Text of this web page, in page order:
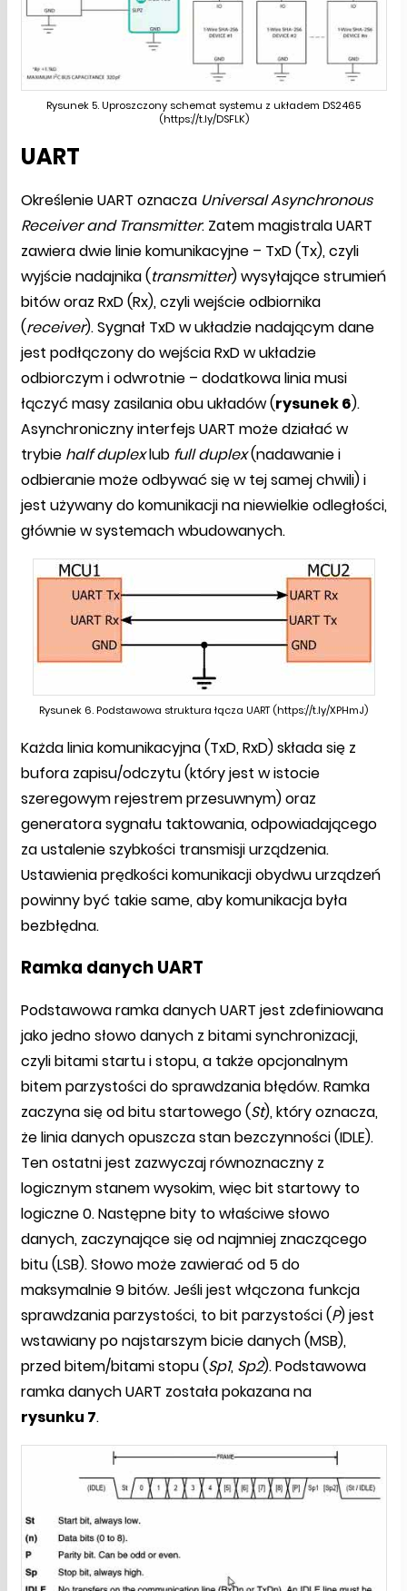
Rysunek 5. Uproszczony schemat systemu z układem DS2465
(https://t.ly/DSFLK)
UART
Określenie UART oznacza Universal Asynchronous
Receiver and Transmitter. Zatem magistrala UART
zawiera dwie linie komunikacyjne – TxD (Tx), czyli
wyjście nadajnika (transmitter) wysyłające strumień
bitów oraz RxD (Rx), czyli wejście odbiornika
(receiver). Sygnał TxD w układzie nadającym dane
jest podłączony do wejścia RxD w układzie
odbiorczym i odwrotnie – dodatkowa linia musi
łączyć masy zasilania obu układów (rysunek 6).
Asynchroniczny interfejs UART może działać w
trybie half duplexlub full duplex(nadawanie i
odbieranie może odbywać się w tej samej chwili) i
jest używany do komunikacji na niewielkie odległości,
głównie w systemach wbudowanych.
Rysunek 6. Podstawowa struktura łącza UART (https://t.ly/XPHmJ)
Każda linia komunikacyjna (TxD, RxD) składa się z
bufora zapisu/odczytu (który jest w istocie
szeregowym rejestrem przesuwnym) oraz
generatora sygnału taktowania, odpowiadającego
za ustalenie szybkości transmisji urządzenia.
Ustawienia prędkości komunikacji obydwu urządzeń
powinny być takie same, aby komunikacja była
bezbłędna.
Ramka danych UART
Podstawowa ramka danych UART jest zdefiniowana
jako jedno słowo danych z bitami synchronizacji,
czyli bitami startu i stopu, a także opcjonalnym
bitem parzystości do sprawdzania błędów. Ramka
zaczyna się od bitu startowego (St), który oznacza,
że linia danych opuszcza stan bezczynności (IDLE).
Ten ostatni jest zazwyczaj równoznaczny z
logicznym stanem wysokim, więc bit startowy to
logiczne 0. Następne bity to właściwe słowo
danych, zaczynające się od najmniej znaczącego
bitu (LSB). Słowo może zawierać od 5 do
maksymalnie 9 bitów. Jeśli jest włączona funkcja
sprawdzania parzystości, to bit parzystości (P) jest
wstawiany po najstarszym bicie danych (MSB),
przed bitem/bitami stopu (Sp1, Sp2). Podstawowa
ramka danych UART została pokazana na
rysunku 7.